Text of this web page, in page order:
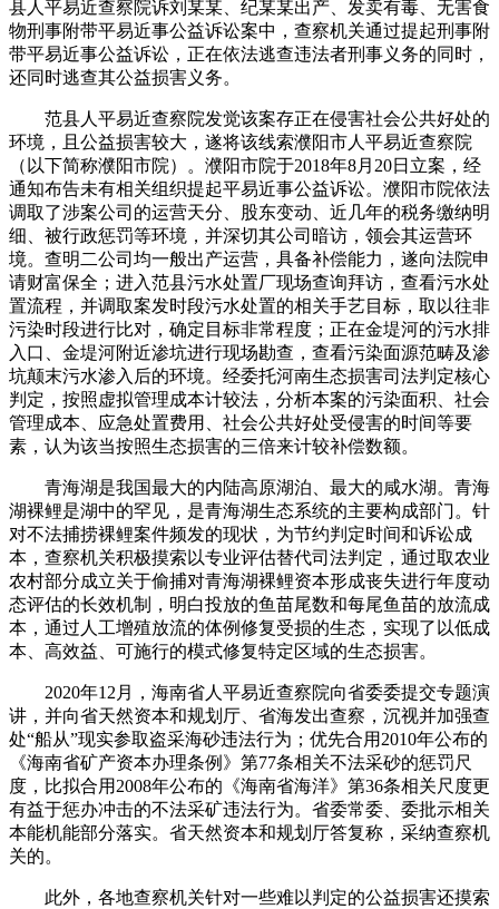
县人平易近查察院诉刘某某、纪某某出产、发卖有毒、无害食
物刑事附带平易近事公益诉讼案中，查察机关通过提起刑事附
带平易近事公益诉讼，正在依法逃查违法者刑事义务的同时，
还同时逃查其公益损害义务。
范县人平易近查察院发觉该案存正在侵害社会公共好处的
环境，且公益损害较大，遂将该线索濮阳市人平易近查察院
（以下简称濮阳市院）。濮阳市院于2018年8月20日立案，经
通知布告未有相关组织提起平易近事公益诉讼。濮阳市院依法
调取了涉案公司的运营天分、股东变动、近几年的税务缴纳明
细、被行政惩罚等环境，并深切其公司暗访，领会其运营环
境。查明二公司均一般出产运营，具备补偿能力，遂向法院申
请财富保全；进入范县污水处置厂现场查询拜访，查看污水处
置流程，并调取案发时段污水处置的相关手艺目标，取以往非
污染时段进行比对，确定目标非常程度；正在金堤河的污水排
入口、金堤河附近渗坑进行现场勘查，查看污染面源范畴及渗
坑颠末污水渗入后的环境。经委托河南生态损害司法判定核心
判定，按照虚拟管理成本计较法，分析本案的污染面积、社会
管理成本、应急处置费用、社会公共好处受侵害的时间等要
素，认为该当按照生态损害的三倍来计较补偿数额。
青海湖是我国最大的内陆高原湖泊、最大的咸水湖。青海
湖裸鲤是湖中的罕见，是青海湖生态系统的主要构成部门。针
对不法捕捞裸鲤案件频发的现状，为节约判定时间和诉讼成
本，查察机关积极摸索以专业评估替代司法判定，通过取农业
农村部分成立关于偷捕对青海湖裸鲤资本形成丧失进行年度动
态评估的长效机制，明白投放的鱼苗尾数和每尾鱼苗的放流成
本，通过人工增殖放流的体例修复受损的生态，实现了以低成
本、高效益、可施行的模式修复特定区域的生态损害。
2020年12月，海南省人平易近查察院向省委委提交专题演
讲，并向省天然资本和规划厅、省海发出查察，沉视并加强查
处“船从”现实参取盗采海砂违法行为；优先合用2010年公布的
《海南省矿产资本办理条例》第77条相关不法采砂的惩罚尺
度，比拟合用2008年公布的《海南省海洋》第36条相关尺度更
有益于惩办冲击的不法采矿违法行为。省委常委、委批示相关
本能机能部分落实。省天然资本和规划厅答复称，采纳查察机
关的。
此外，各地查察机关针对一些难以判定的公益损害还摸索